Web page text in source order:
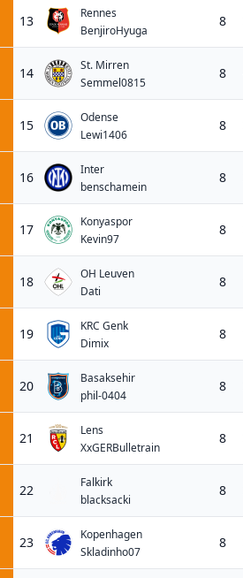
13
Rennes
BenjiroHyuga
8
14
St. Mirren
Semmel0815
8
15
Odense
Lewi1406
8
16
Inter
benschamein
8
17
Konyaspor
Kevin97
8
18
OH Leuven
Dati
8
19
KRC Genk
Dimix
8
20
Basaksehir
phil-0404
8
21
Lens
XxGERBulletrain
8
22
Falkirk
blacksacki
8
23
Kopenhagen
Skladinho07
8